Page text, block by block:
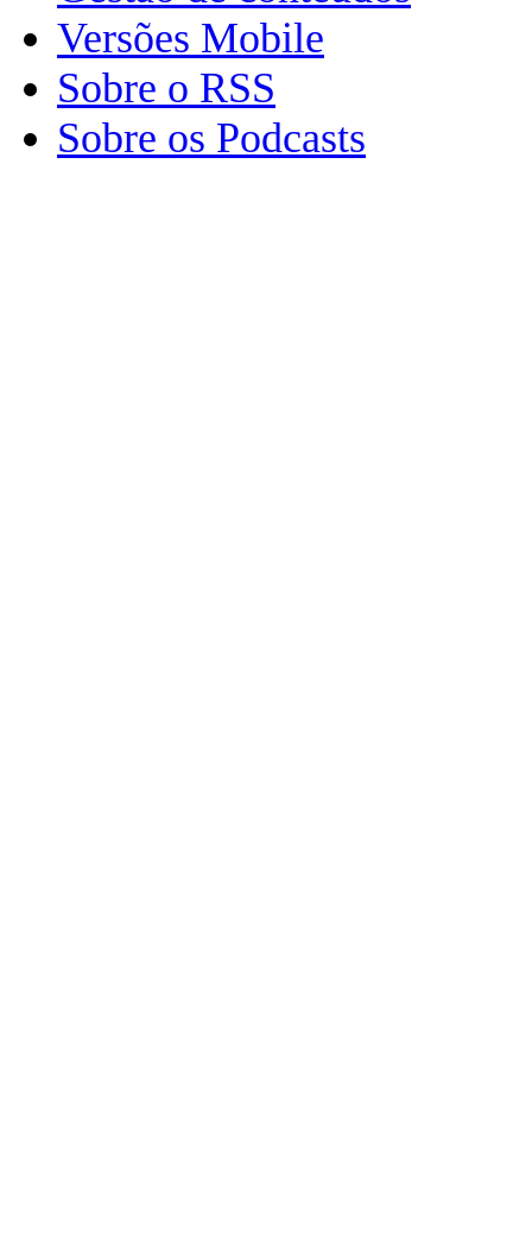
Versões Mobile
Sobre o RSS
Sobre os Podcasts